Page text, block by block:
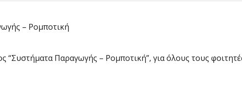
– Ρομποτική
“Συστήματα Παραγωγής – Ρομποτική”, για όλους τους